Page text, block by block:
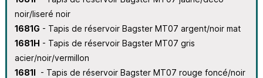
noir/liseré noir
1681G - Tapis de réservoir Bagster MT07 argent/noir mat
1681H - Tapis de réservoir Bagster MT07 gris
acier/noir/vermillon
1681I - Tapis de réservoir Bagster MT07 rouge foncé/noir